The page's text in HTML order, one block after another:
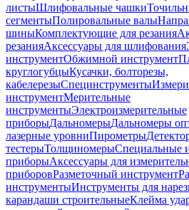
листыШлифовальные чашки
сегментыПолировальные валы
шиныКомплектующие для резания
резанияАксессуары для шлифования
инструментОбжимной инструмент
круглогубцыКусачки, болторезы,
кабелерезыСпецинструменты
инструментМерительные
инструментыЭлектроизмерительные
приборыДальномерыДальномеры
лазерные уровниПирометры
тестерыТолщиномерыСпециальные
приборыАксессуары для
приборовРазметочный инструмент
инструментыИнструменты для
карандаши строительныеКлейма